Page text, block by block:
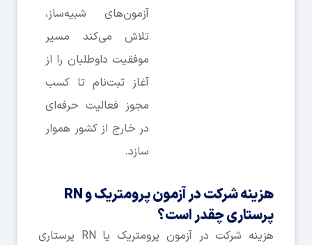
آزمون‌های شبیه‌ساز،
تلاش می‌کند مسیر
موفقیت داوطلبان را از
آغاز ثبت‌نام تا کسب
مجوز فعالیت حرفه‌ای
در خارج از کشور هموار
هزینه شرکت در آزمون پرومتریک و RN
پرستاری چقدر است؟
هزینه شرکت در آزمون پرومتریک یا RN پرستاری